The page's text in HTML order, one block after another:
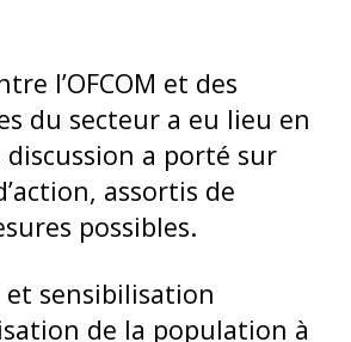
l’OFCOM et des
du secteur a eu lieu en
discussion a porté sur
assortis de
possibles.
sensibilisation
de la population à